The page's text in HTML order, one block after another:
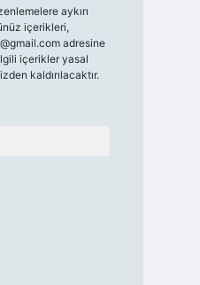
aykırı
içerikleri,
adresine
içerikler yasal
kaldırılacaktır.